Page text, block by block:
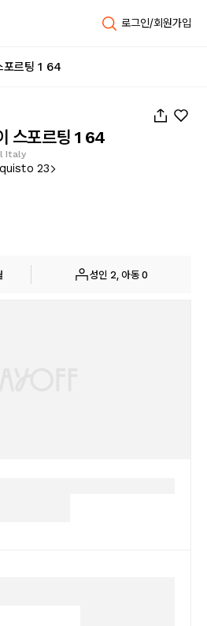
로그인/회원가입
포르팅 1 64
스포르팅 1 64
Italy
23
성인 2, 아동 0